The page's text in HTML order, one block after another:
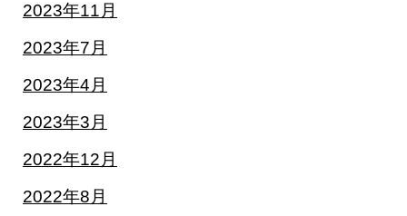
2023年11月
2023年7月
2023年4月
2023年3月
2022年12月
2022年8月